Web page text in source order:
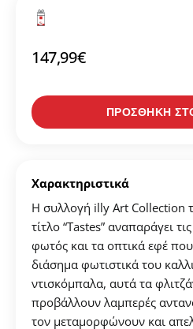
147,99€
ΠΡΟΣΘΗΚΗ
Χαρακτηριστικά
Η συλλογή illy Art Collection
τίτλο “Tastes” αναπαράγει
φωτός και τα οπτικά εφέ
διάσημα φωτιστικά του
ντισκόμπαλα, αυτά τα
προβάλλουν λαμπερές
τον μεταμορφώνουν και
Δημιουργήστε λογαριασμό
Δημιουργήστε τον
κουμπί "Προσθήκη στα
Βρείτε την δική σας λίστα
σας.
ΔΗΜΙΟΥΡΓΙΑ